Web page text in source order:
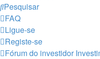
Pesquisar
FAQ
Ligue-se
Registe-se
Fórum do investidor